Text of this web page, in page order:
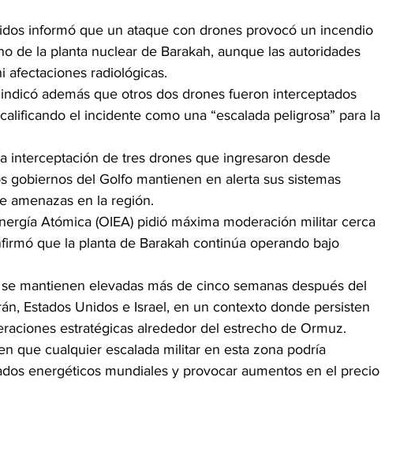
informó que un ataque con drones provocó un incendio
de la planta nuclear de Barakah, aunque las autoridades
afectaciones radiológicas.
además que otros dos drones fueron interceptados
el incidente como una “escalada peligrosa” para la
interceptación de tres drones que ingresaron desde
gobiernos del Golfo mantienen en alerta sus sistemas
amenazas en la región.
Atómica (OIEA) pidió máxima moderación militar cerca
que la planta de Barakah continúa operando bajo
mantienen elevadas más de cinco semanas después del
Estados Unidos e Israel, en un contexto donde persisten
estratégicas alrededor del estrecho de Ormuz.
que cualquier escalada militar en esta zona podría
energéticos mundiales y provocar aumentos en el precio